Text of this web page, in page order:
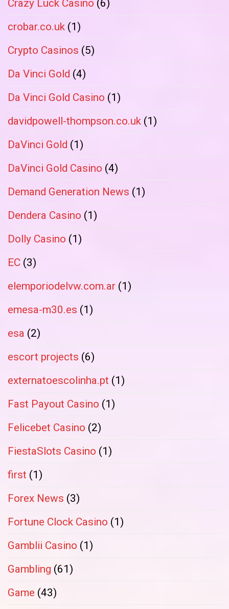
Crazy Luck Casino (6)
crobar.co.uk (1)
Crypto Casinos (5)
Da Vinci Gold (4)
Da Vinci Gold Casino (1)
davidpowell-thompson.co.uk (1)
DaVinci Gold (1)
DaVinci Gold Casino (4)
Demand Generation News (1)
Dendera Casino (1)
Dolly Casino (1)
EC (3)
elemporiodelvw.com.ar (1)
emesa-m30.es (1)
esa (2)
escort projects (6)
externatoescolinha.pt (1)
Fast Payout Casino (1)
Felicebet Casino (2)
FiestaSlots Casino (1)
first (1)
Forex News (3)
Fortune Clock Casino (1)
Gamblii Casino (1)
Gambling (61)
Game (43)